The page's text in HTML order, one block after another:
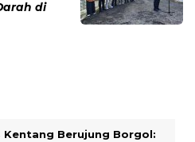
di
Kentang Berujung Borgol: